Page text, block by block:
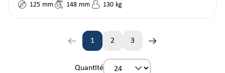
125 mm 148 mm 130 kg
Page
1 2 3
Quantité